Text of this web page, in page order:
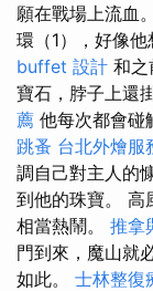
願在戰場上流血
環（1），好像他
buffet 設計 和之
寶石，脖子上還
薦 他每次都會碰
跳蚤 台北外燴服
調自己對主人的
到他的珠寶。 高
相當熱鬧。 推拿
門到來，魔山就
如此。 士林整復